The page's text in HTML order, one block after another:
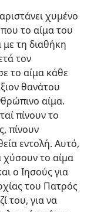
χυμένο
το αίμα του
τη διαθήκη
τον
το αίμα κάθε
θανάτου
αίμα.
πίνουν το
πίνουν
εντολή. Αυτό,
χύσουν το αίμα
ο Ιησούς για
του Πατρός
του, για να